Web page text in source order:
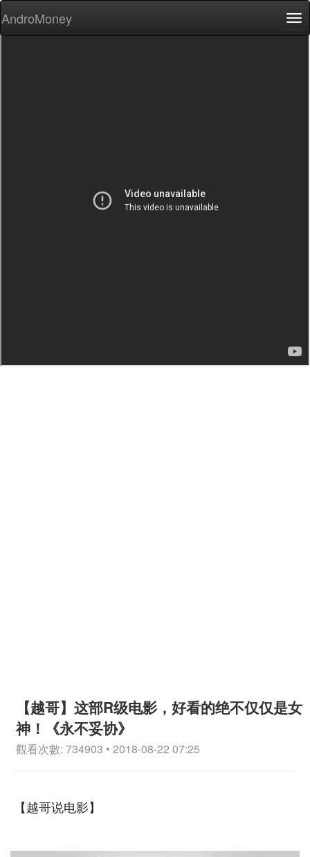
AndroMoney
【越哥】这部R级电影，好看的绝不仅仅是女
神！《永不妥协》
觀看次數: 734903 • 2018-08-22 07:25
【越哥说电影】